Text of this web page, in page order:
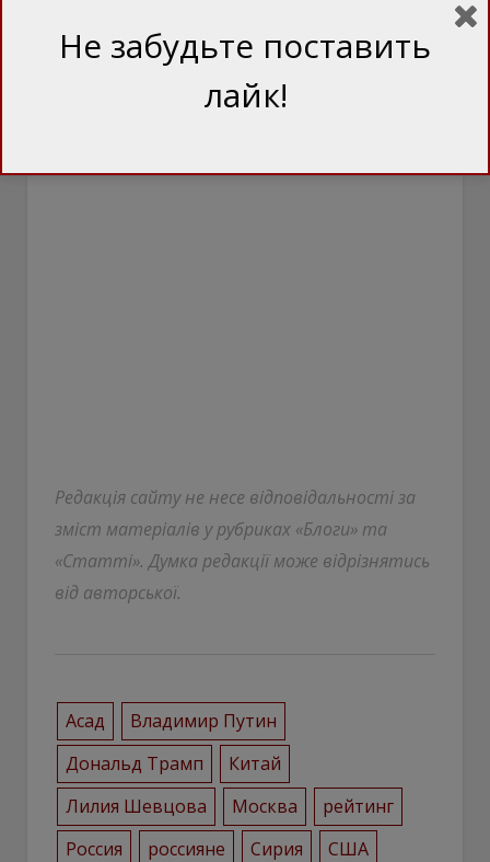
Редакція сайту не несе відповідальності за
зміст матеріалів у рубриках «Блоги» та
«Статті». Думка редакції може відрізнятись
від авторської.
Асад
Владимир Путин
Дональд Трамп
Китай
Лилия Шевцова
Москва
рейтинг
Россия
россияне Сирия США
Не забудьте поставить
лайк!